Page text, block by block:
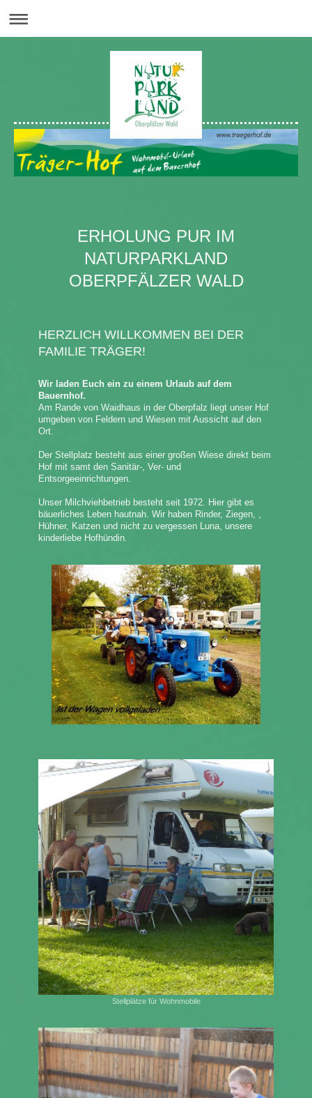
ERHOLUNG PUR IM
NATURPARKLAND
OBERPFÄLZER WALD
HERZLICH WILLKOMMEN BEI DER
FAMILIE TRÄGER!
Wir laden Euch ein zu einem Urlaub auf dem
Bauernhof.
Am Rande von Waidhaus in der Oberpfalz liegt unser Hof
umgeben von Feldern und Wiesen mit Aussicht auf den
Ort.
Der Stellplatz besteht aus einer großen Wiese direkt beim
Hof mit samt den Sanitär-, Ver- und
Entsorgeeinrichtungen.
Unser Milchviehbetrieb besteht seit 1972. Hier gibt es
bäuerliches Leben hautnah. Wir haben Rinder, Ziegen, ,
Hühner, Katzen und nicht zu vergessen Luna, unsere
kinderliebe Hofhündin.
Stellplätze für Wohnmobile